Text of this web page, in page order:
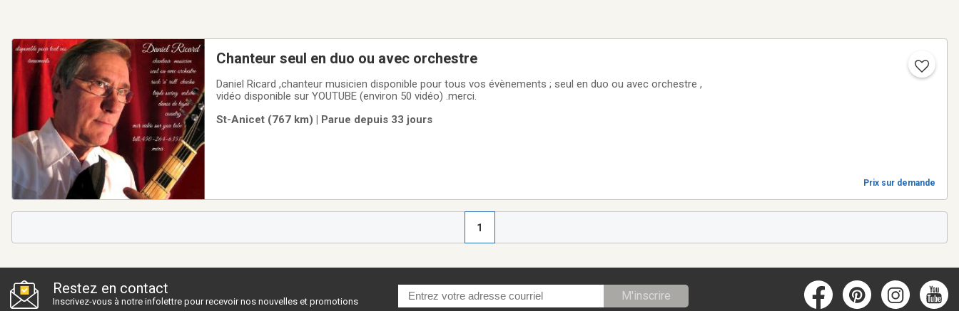
Chanteur seul en duo ou avec orchestre
Daniel Ricard ,chanteur musicien disponible pour tous vos évènements ; seul en duo ou avec orchestre ,
vidéo disponible sur YOUTUBE (environ 50 vidéo) .merci.
St-Anicet (767 km) | Parue depuis 33 jours
Prix sur demande
1
Restez en contact
Inscrivez-vous à notre infolettre pour recevoir nos nouvelles et promotions M'inscrire